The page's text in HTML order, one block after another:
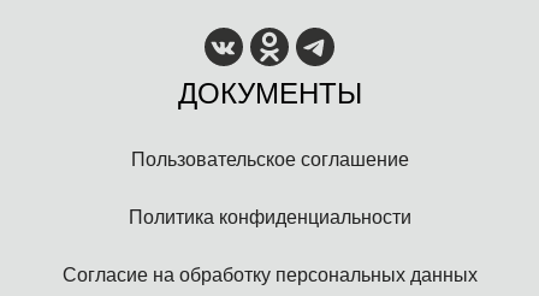
ДОКУМЕНТЫ
Пользовательское соглашение
Политика конфиденциальности
Согласие на обработку персональных данных